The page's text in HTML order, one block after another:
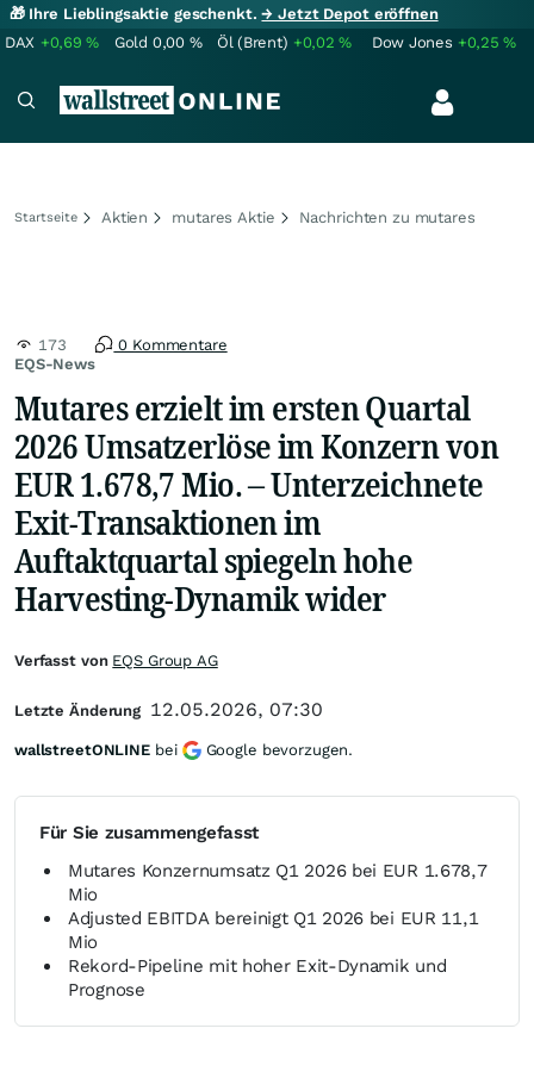
🎁 Ihre Lieblingsaktie geschenkt.→ Jetzt Depot eröffnen
DAX +0,69% Gold 0,00 % Öl (Brent) +0,02% Dow Jones +0,25%
Startseite Aktien mutares Aktie Nachrichten zu mutares
EQS-News
173 0 Kommentare
Mutares erzielt im ersten Quartal
2026 Umsatzerlöse im Konzern von
EUR 1.678,7 Mio. – Unterzeichnete
Exit-Transaktionen im
Auftaktquartal spiegeln hohe
Harvesting-Dynamik wider
Für Sie zusammengefasst
Mutares Konzernumsatz Q1 2026 bei EUR 1.678,7
Mio
Adjusted EBITDA bereinigt Q1 2026 bei EUR 11,1
Mio
Rekord-Pipeline mit hoher Exit-Dynamik und
Prognose
Verfasst von EQS Group AG
Letzte Änderung 12.05.2026, 07:30
wallstreetONLINE bei Google bevorzugen.